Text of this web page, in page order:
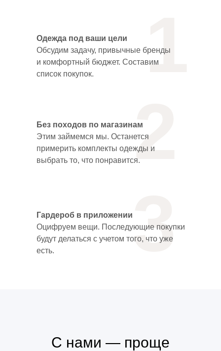
1
2
3
Одежда под ваши цели
Обсудим задачу, привычные бренды
и комфортный бюджет. Составим
список покупок.
Без походов по магазинам
Этим займемся мы. Останется
примерить комплекты одежды и
выбрать то, что понравится.
Гардероб в приложении
Оцифруем вещи. Последующие покупки
будут делаться с учетом того, что уже
есть.
С нами — проще